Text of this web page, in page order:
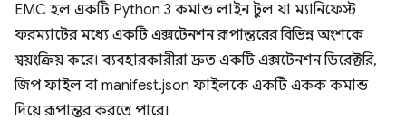
EMC হল একটি Python 3 কমান্ড লাইন টুল যা ম্যানিফেস্ট
ফরম্যাটের মধ্যে একটি এক্সটেনশন রূপান্তরের বিভিন্ন অংশকে
স্বয়ংক্রিয় করে। ব্যবহারকারীরা দ্রুত একটি এক্সটেনশন ডিরেক্টরি,
জিপ ফাইল বা manifest.json ফাইলকে একটি একক কমান্ড
দিয়ে রূপান্তর করতে পারে।